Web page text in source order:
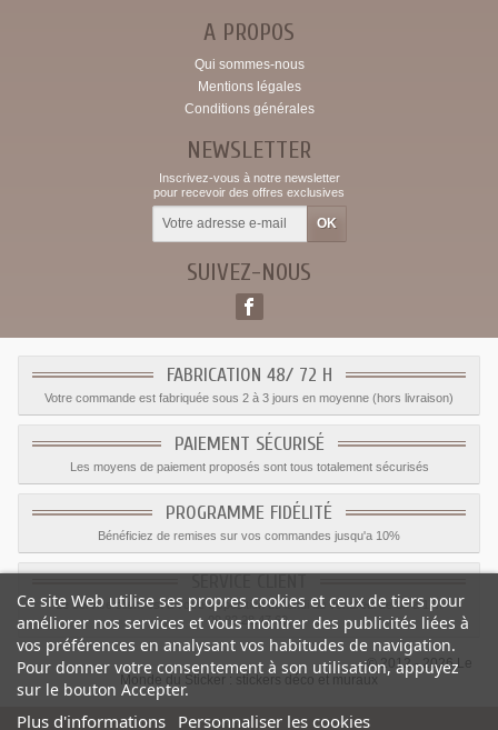
A PROPOS
Qui sommes-nous
Mentions légales
Conditions générales
NEWSLETTER
Inscrivez-vous à notre newsletter
pour recevoir des offres exclusives
SUIVEZ-NOUS
FABRICATION 48/ 72 H
Votre commande est fabriquée sous 2 à 3 jours en moyenne (hors livraison)
PAIEMENT SÉCURISÉ
Les moyens de paiement proposés sont tous totalement sécurisés
PROGRAMME FIDÉLITÉ
Bénéficiez de remises sur vos commandes jusqu'a 10%
Le service client est a votre disposition du lundi au vendredi de 8h à 17h
09.82.28.47.69.
© 2012 - 2026 Le
Monde du Sticker :
stickers déco et muraux
Ce site Web utilise ses propres cookies et ceux de tiers pour
améliorer nos services et vous montrer des publicités liées à
vos préférences en analysant vos habitudes de navigation.
Pour donner votre consentement à son utilisation, appuyez
sur le bouton Accepter.
Plus d'informations Personnaliser les cookies